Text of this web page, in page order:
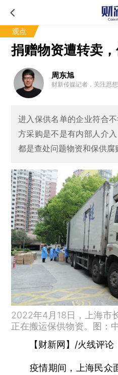
观点
捐赠物资遭转卖
周东旭
财新传媒记者，关注思
进入保供名单的企业符合
方采购是不是有内部人介
都是查处问题物资和保供腐
2022年4月18日，上海市
正在搬运保供物资。图：
【财新网】/火线评论
疫情期间，上海民众